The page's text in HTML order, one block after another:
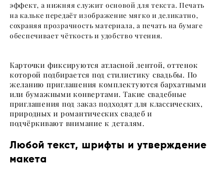
эффект, а нижняя служит основой для текста. Печать
на кальке передаёт изображение мягко и деликатно,
сохраняя прозрачность материала, а печать на бумаге
обеспечивает чёткость и удобство чтения.
Карточки фиксируются атласной лентой, оттенок
которой подбирается под стилистику свадьбы. По
желанию приглашения комплектуются бархатными
или бумажными конвертами. Такие свадебные
приглашения под заказ подходят для классических,
природных и романтических свадеб и
подчёркивают внимание к деталям.
Любой текст, шрифты и утверждение
макета